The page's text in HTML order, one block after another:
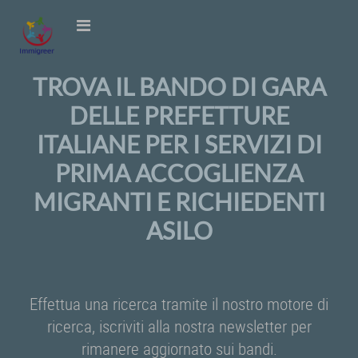
TROVA IL BANDO DI GARA
DELLE PREFETTURE
ITALIANE PER I SERVIZI DI
PRIMA ACCOGLIENZA
MIGRANTI E RICHIEDENTI
ASILO
Effettua una ricerca tramite il nostro motore di
ricerca, iscriviti alla nostra newsletter per
rimanere aggiornato sui bandi.